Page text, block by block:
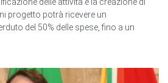
progetto potrà ricevere un
del 50% delle spese, fino a un